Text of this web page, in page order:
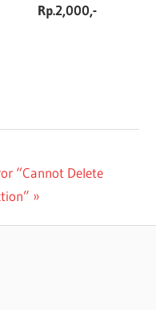
Rp.2,000,-
“Cannot Delete